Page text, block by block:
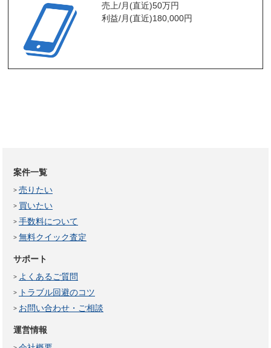
売上/月(直近)50万円
利益/月(直近)180,000円
案件一覧
売りたい
買いたい
手数料について
無料クイック査定
サポート
よくあるご質問
トラブル回避のコツ
お問い合わせ・ご相談
運営情報